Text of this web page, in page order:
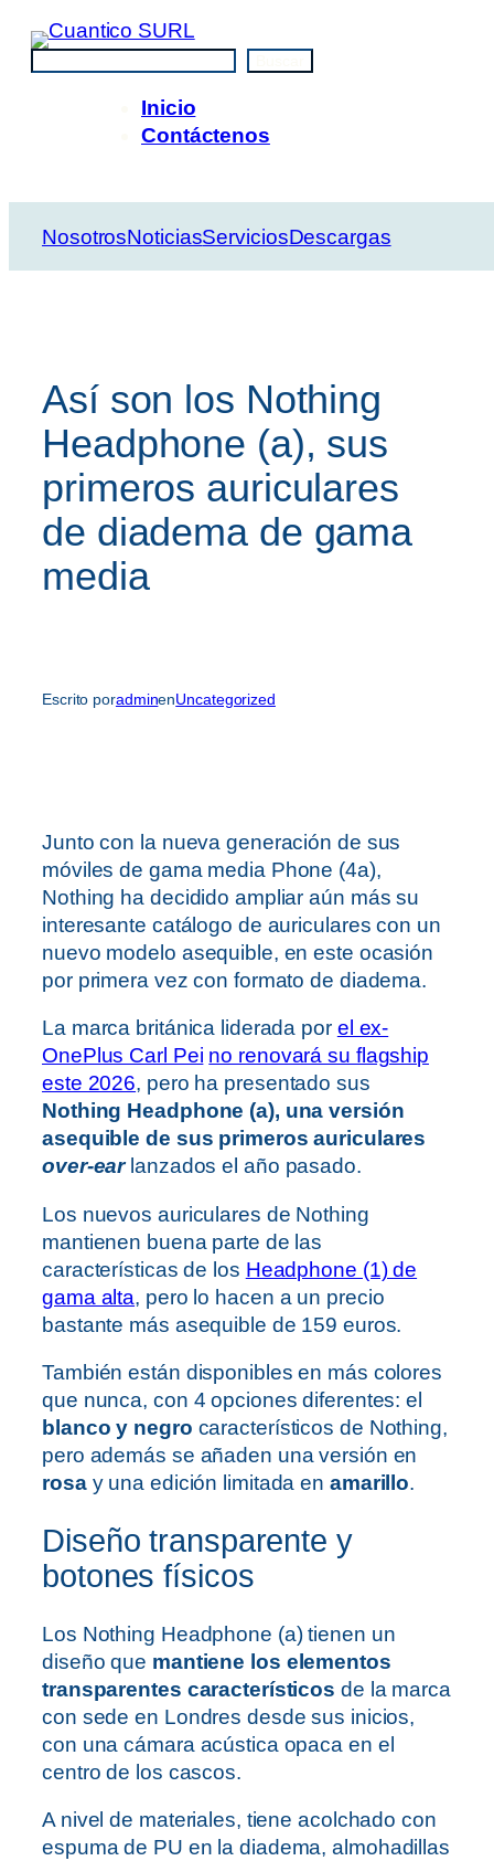
Saltar
contenido
Inicio
Contáctenos
NosotrosNoticiasServiciosDescargas
Así son los Nothing
Headphone (a), sus
primeros auriculares
de diadema de gama
media
Escrito poradminenUncategorized
Junto con la nueva generación de sus
móviles de gama media Phone (4a),
Nothing ha decidido ampliar aún más su
interesante catálogo de auriculares con un
nuevo modelo asequible, en este ocasión
por primera vez con formato de diadema.
La marca británica liderada por el ex-
OnePlus Carl Pei no renovará su flagship
este 2026, pero ha presentado sus
Nothing Headphone (a), una versión
asequible de sus primeros auriculares
over-earlanzados el año pasado.
Los nuevos auriculares de Nothing
mantienen buena parte de las
características de los Headphone (1) de
gama alta, pero lo hacen a un precio
bastante más asequible de 159 euros.
También están disponibles en más colores
que nunca, con 4 opciones diferentes: el
blanco y negro característicos de Nothing,
pero además se añaden una versión en
rosay una edición limitada en amarillo.
Diseño transparente y
botones físicos
Los Nothing Headphone (a) tienen un
diseño que mantiene los elementos
transparentes característicos de la marca
con sede en Londres desde sus inicios,
con una cámara acústica opaca en el
centro de los cascos.
A nivel de materiales, tiene acolchado con
espuma de PU en la diadema, almohadillas